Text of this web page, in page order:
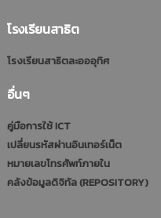
โรงเรียนสาธิต
โรงเรียนสาธิตละอออุทิศ
อื่นๆ
คู่มือการใช้ ICT
เปลี่ยนรหัสผ่านอินเทอร์เน็ต
หมายเลขโทรศัพท์ภายใน
คลังข้อมูลดิจิทัล (REPOSITORY)